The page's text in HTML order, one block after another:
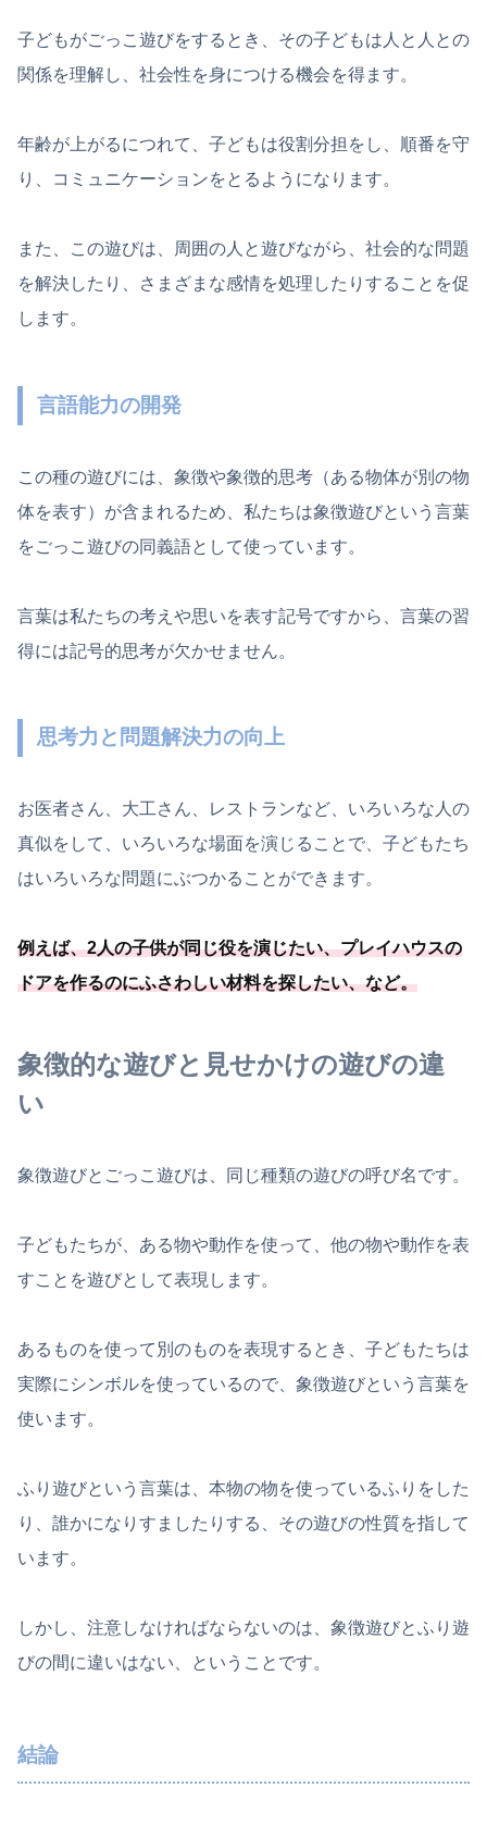
子どもがごっこ遊びをするとき、その子どもは人と人との
関係を理解し、社会性を身につける機会を得ます。
年齢が上がるにつれて、子どもは役割分担をし、順番を守
り、コミュニケーションをとるようになります。
また、この遊びは、周囲の人と遊びながら、社会的な問題
を解決したり、さまざまな感情を処理したりすることを促
します。
言語能力の開発
この種の遊びには、象徴や象徴的思考（ある物体が別の物
体を表す）が含まれるため、私たちは象徴遊びという言葉
をごっこ遊びの同義語として使っています。
言葉は私たちの考えや思いを表す記号ですから、言葉の習
得には記号的思考が欠かせません。
思考力と問題解決力の向上
お医者さん、大工さん、レストランなど、いろいろな人の
真似をして、いろいろな場面を演じることで、子どもたち
はいろいろな問題にぶつかることができます。
例えば、2人の子供が同じ役を演じたい、プレイハウスの
ドアを作るのにふさわしい材料を探したい、など。
象徴的な遊びと見せかけの遊びの違
い
象徴遊びとごっこ遊びは、同じ種類の遊びの呼び名です。
子どもたちが、ある物や動作を使って、他の物や動作を表
すことを遊びとして表現します。
あるものを使って別のものを表現するとき、子どもたちは
実際にシンボルを使っているので、象徴遊びという言葉を
使います。
ふり遊びという言葉は、本物の物を使っているふりをした
り、誰かになりすましたりする、その遊びの性質を指して
います。
しかし、注意しなければならないのは、象徴遊びとふり遊
びの間に違いはない、ということです。
結論